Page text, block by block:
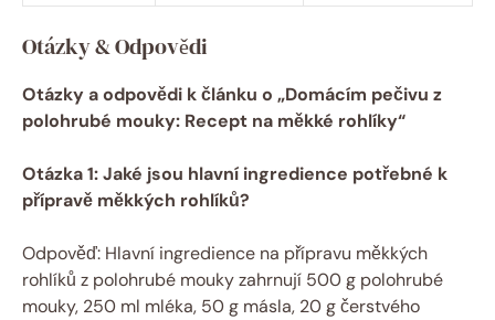
Otázky & Odpovědi
Otázky a odpovědi k článku o „Domácím pečivu z
polohrubé mouky: Recept na měkké rohlíky“
Otázka 1: Jaké jsou hlavní ingredience potřebné k
přípravě měkkých rohlíků?
Odpověď: Hlavní ingredience na přípravu měkkých
rohlíků z polohrubé mouky zahrnují 500 g polohrubé
mouky, 250 ml mléka, 50 g másla, 20 g čerstvého